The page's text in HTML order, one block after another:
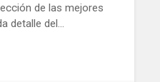
de las mejores
detalle del…